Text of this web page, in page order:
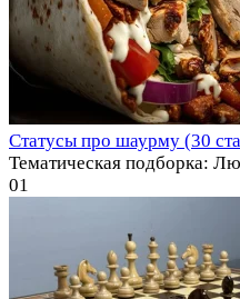
Статусы про шаурму (30
Тематическая подборка:
01